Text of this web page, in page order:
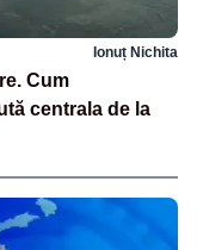
Ionuț Nichita
Cum
centrala de la